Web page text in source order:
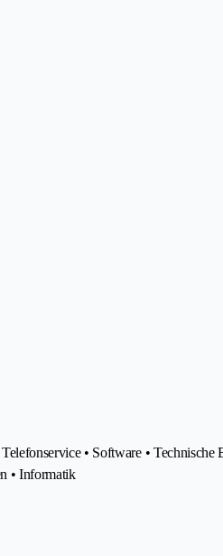
• Software • Technische
• Informatik